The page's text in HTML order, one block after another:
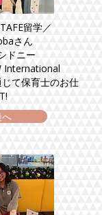
留学／
さん
ドニー
International
て保育士のお仕